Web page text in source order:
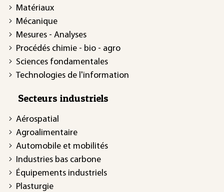
Matériaux
Mécanique
Mesures - Analyses
Procédés chimie - bio - agro
Sciences fondamentales
Technologies de l'information
Secteurs industriels
Aérospatial
Agroalimentaire
Automobile et mobilités
Industries bas carbone
Équipements industriels
Plasturgie